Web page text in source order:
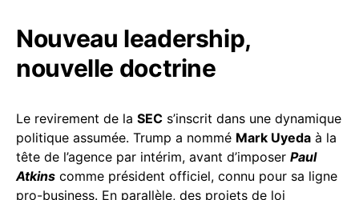
Nouveau leadership,
nouvelle doctrine
Le revirement de la SEC s’inscrit dans une dynamique
politique assumée. Trump a nommé Mark Uyeda à la
tête de l’agence par intérim, avant d’imposer Paul
Atkins comme président officiel, connu pour sa ligne
pro-business. En parallèle, des projets de loi